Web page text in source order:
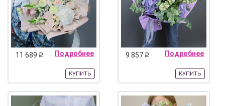
11 689 q Подробнее
КУПИТЬ
9 857 q Подробнее
КУПИТЬ